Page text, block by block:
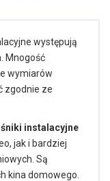
występują
Mnogość
wymiarów
zgodnie ze
instalacyjne
jak i bardziej
Są
kina domowego.